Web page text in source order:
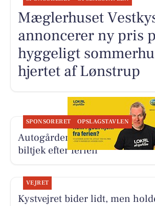
Mæglerhuset
annoncerer ny pris
hyggeligt
hjertet af Lønstrup
SPONSORERET OPSLAGSTAVLEN
Autogården Løkken tilbyder
biltjek efter ferien
VEJRET
Kystvejret bider lidt, men